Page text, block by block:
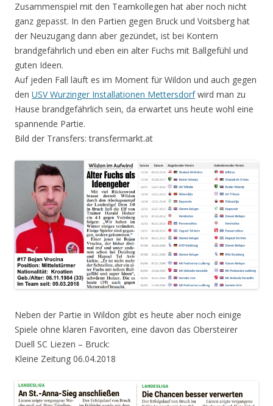
Zusammenspiel mit den Teamkollegen hat aber noch nicht
ganz gepasst. In den Partien gegen Bruck und Voitsberg hat
der Neuzugang dann aber gezündet, ist bei Kontern
brandgefährlich und eben ein alter Fuchs mit Ballgefühl und
guten Ideen.
Auf jeden Fall läuft es im Moment für Wildon und auch gegen
den USV Wurzinger Installationen Mettersdorfwird man zu
Hause brandgefährlich sein, da erwartet uns heute wohl eine
spannende Partie.
Bild der Transfers: transfermarkt.at
Neben der Partie in Wildon gibt es heute aber noch einige
Spiele ohne klaren Favoriten, eine davon das Obersteirer
Duell SC Liezen – Bruck:
Kleine Zeitung 06.04.2018